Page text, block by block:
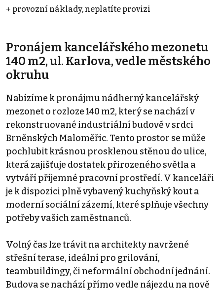
+ provozní náklady, neplatíte provizi
Pronájem kancelářského mezonetu
140 m2, ul. Karlova, vedle městského
okruhu
Nabízíme k pronájmu nádherný kancelářský
mezonet o rozloze 140 m2, který se nachází v
rekonstruované industriální budově v srdci
Brněnských Maloměřic. Tento prostor se může
pochlubit krásnou prosklenou stěnou do ulice,
která zajišťuje dostatek přirozeného světla a
vytváří příjemné pracovní prostředí. V kanceláři
je k dispozici plně vybavený kuchyňský kout a
moderní sociální zázemí, které splňuje všechny
potřeby vašich zaměstnanců.
Volný čas lze trávit na architekty navržené
střešní terase, ideální pro grilování,
teambuildingy, či neformální obchodní jednání.
Budova se nachází přímo vedle nájezdu na nově